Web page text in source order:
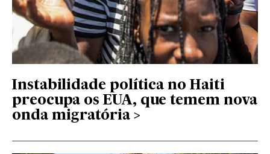
Instabilidade política no Haiti
preocupa os EUA, que temem nova
onda migratória